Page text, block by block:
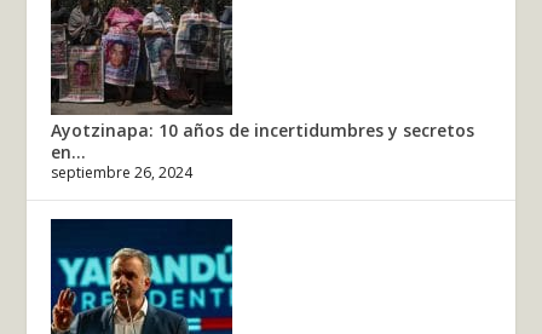
Ayotzinapa: 10 años de incertidumbres y secretos
en...
septiembre 26, 2024